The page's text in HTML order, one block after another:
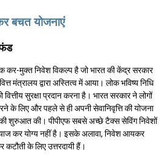
बचत योजनाएं
फंड
कर-मुक्त निवेश विकल्प है जो भारत की केंद्र सरकार
मंत्रालय द्वारा अस्तित्व में आया। लोक भविष्य निधि
वित्तीय सुरक्षा प्रदान करना है। भारत सरकार ने लोगों
लिए और पहले से ही अपनी सेवानिवृत्ति की योजना
शुरुआत की। पीपीएफ सबसे अच्छे टैक्स सेविंग निवेशों
कर योग्य नहीं है। इसके अलावा, निवेश आयकर
के लिए उत्तरदायी हैं।